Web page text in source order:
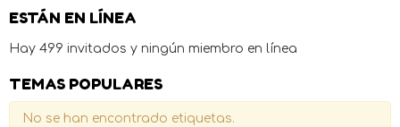
ESTÁN EN LÍNEA
Hay 499 invitados y ningún miembro en línea
TEMAS POPULARES
No se han encontrado etiquetas.